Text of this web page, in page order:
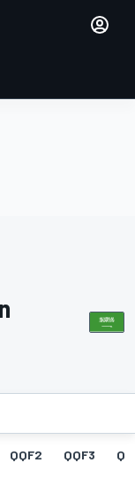
QQF2 QQF3